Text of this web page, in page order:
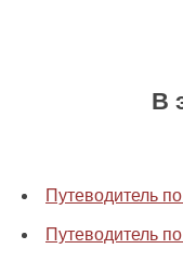
В
Путеводитель
Путеводитель